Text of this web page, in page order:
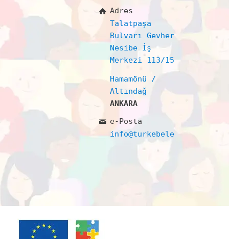
Adres
Talatpaşa
Bulvarı Gevher
Nesibe İş
Merkezi 113/15
Hamamönü /
Altındağ
ANKARA
e-Posta